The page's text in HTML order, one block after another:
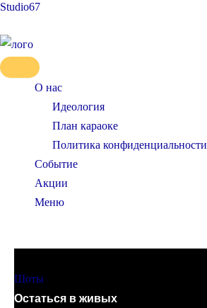
Перейти
содержимому
Studio67
О нас
Идеология
План караоке
Политика конфиденциальности
Событие
Акции
Меню
Шоты
Остаться в живых
Количество
в
живых